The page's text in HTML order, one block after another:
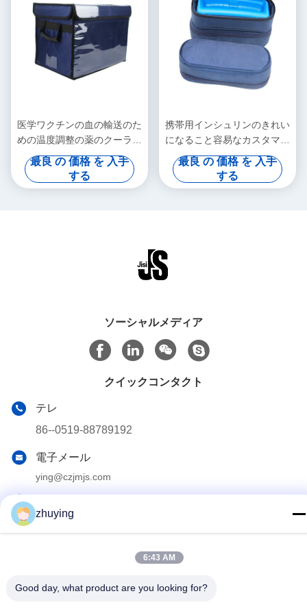
医学ワクチンの血の輸送のた
めの温度調整の薬のクーラー
箱
最良 の 価格 を 入手
する
携帯用インシュリンのきれい
になること容易なカスタマイ
ズ可能な温度の医学の冷蔵庫
最良 の 価格 を 入手
する
ソーシャルメディア
クイックコンタクト
テレ
86--0519-88789192
電子メール
ying@czjmjs.com
NO.10-930 JIAHONGSHENGSHIの商業の正方形、
ZHONGLOU地区の常州都市江蘇省
zhuying
6:43 AM
Good day, what product are you looking for?